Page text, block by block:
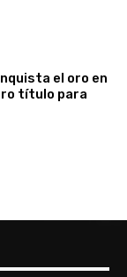
el oro en
título para